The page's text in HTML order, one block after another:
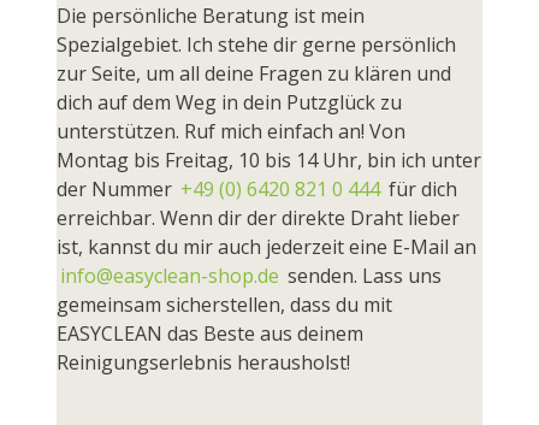
Die persönliche Beratung ist mein
Spezialgebiet. Ich stehe dir gerne persönlich
zur Seite, um all deine Fragen zu klären und
dich auf dem Weg in dein Putzglück zu
unterstützen. Ruf mich einfach an! Von
Montag bis Freitag, 10 bis 14 Uhr, bin ich unter
der Nummer +49 (0) 6420 821 0 444 für dich
erreichbar. Wenn dir der direkte Draht lieber
ist, kannst du mir auch jederzeit eine E-Mail an
info@easyclean-shop.de senden. Lass uns
gemeinsam sicherstellen, dass du mit
EASYCLEAN das Beste aus deinem
Reinigungserlebnis herausholst!